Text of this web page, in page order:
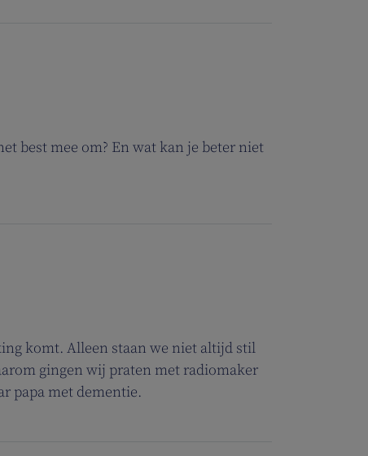
best mee om? En wat kan je beter niet
komt. Alleen staan we niet altijd stil
gingen wij praten met radiomaker
papa met dementie.